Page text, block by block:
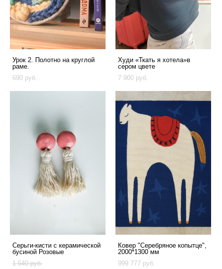
Урок 2. Полотно на круглой
раме.
690 pуб.
Худи «Ткать я хотела»в
сером цвете
7 900 pуб.
Серьги-кисти с керамической
бусиной Розовые
1 540 pуб.
Ковер "Серебряное копытце",
2000*1300 мм
999 777 pуб.